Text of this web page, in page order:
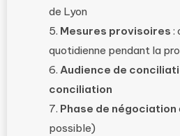
de Lyon
Mesures provisoires :
quotidienne pendant la
Audience de
conciliation
Phase de négociation
possible)